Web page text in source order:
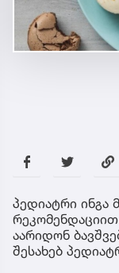
პედიატრი ინგა
აარიდონ
შესახებ